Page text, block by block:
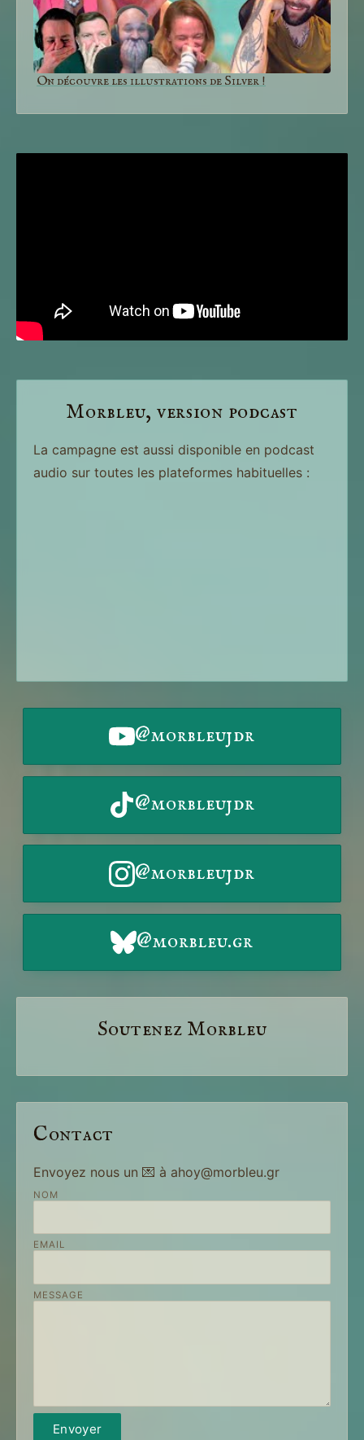
On découvre les illustrations de Silver !
Morbleu, version podcast
La campagne est aussi disponible en podcast
audio sur toutes les plateformes habituelles :
@morbleujdr
@morbleujdr
@morbleujdr
@morbleu.gr
Soutenez Morbleu
Contact
Envoyez nous un 💌 à ahoy@morbleu.gr
NOM
EMAIL
MESSAGE
Envoyer